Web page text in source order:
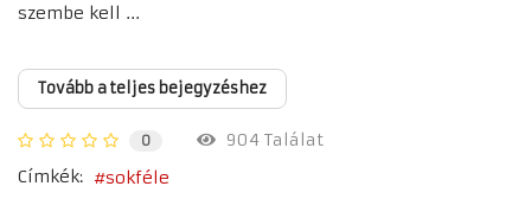
szembe kell ...
Tovább a teljes bejegyzéshez
0
904 Találat
Címkék:
sokféle